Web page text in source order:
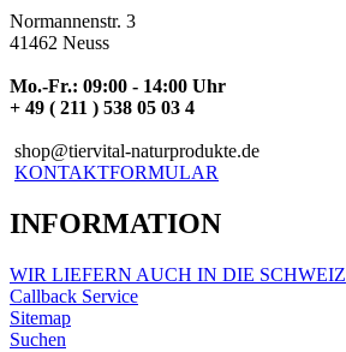
Normannenstr. 3
41462 Neuss
Mo.-Fr.: 09:00 - 14:00 Uhr
+ 49 ( 211 ) 538 05 03 4
shop@tiervital-naturprodukte.de
KONTAKTFORMULAR
INFORMATION
WIR LIEFERN AUCH IN DIE SCHWEIZ
Callback Service
Sitemap
Suchen